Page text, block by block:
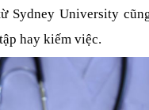
Sydney University
hay kiếm việc.